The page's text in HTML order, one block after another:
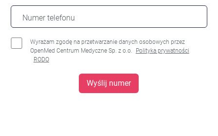
Numer telefonu
Wyrażam zgodę na przetwarzanie danych osobowych przez
OpenMed Centrum Medyczne Sp. z o.o.
Polityka prywatności
RODO
Wyślij numer